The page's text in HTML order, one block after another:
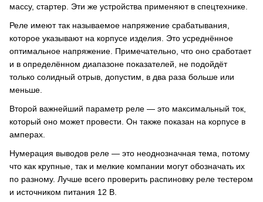
массу, стартер. Эти же устройства применяют в спецтехнике.
Реле имеют так называемое напряжение срабатывания,
которое указывают на корпусе изделия. Это усреднённое
оптимальное напряжение. Примечательно, что оно сработает
и в определённом диапазоне показателей, не подойдёт
только солидный отрыв, допустим, в два раза больше или
меньше.
Второй важнейший параметр реле — это максимальный ток,
который оно может провести. Он также показан на корпусе в
амперах.
Нумерация выводов реле — это неоднозначная тема, потому
что как крупные, так и мелкие компании могут обозначать их
по разному. Лучше всего проверить распиновку реле тестером
и источником питания 12 В.